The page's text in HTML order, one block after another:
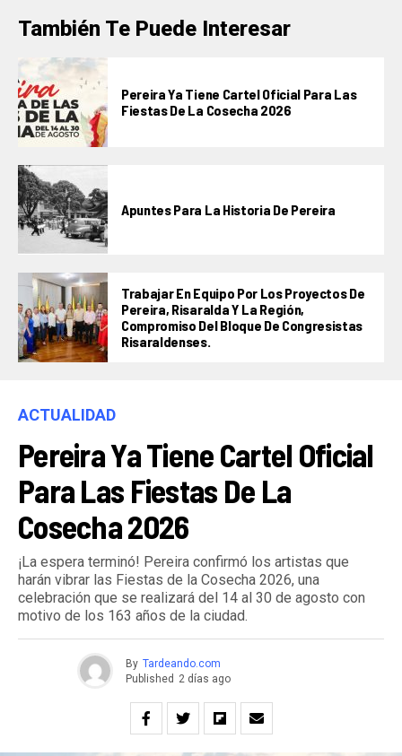
También Te Puede Interesar
Pereira Ya Tiene Cartel Oficial Para Las
Fiestas De La Cosecha 2026
Apuntes Para La Historia De Pereira
Trabajar En Equipo Por Los Proyectos De
Pereira, Risaralda Y La Región,
Compromiso Del Bloque De Congresistas
Risaraldenses.
ACTUALIDAD
Pereira Ya Tiene Cartel Oficial
Para Las Fiestas De La
Cosecha 2026
¡La espera terminó! Pereira confirmó los artistas que
harán vibrar las Fiestas de la Cosecha 2026, una
celebración que se realizará del 14 al 30 de agosto con
motivo de los 163 años de la ciudad.
By Tardeando.com
Published 2 días ago